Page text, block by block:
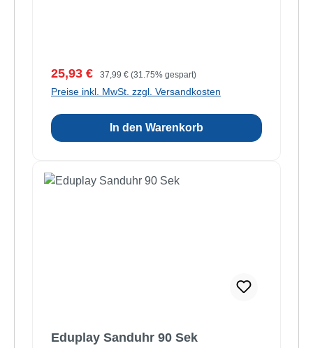
Verkaufspreis:
25,93 € Regulärer Preis:
37,99 € (31.75% gespart)
Preise inkl. MwSt. zzgl. Versandkosten
In den Warenkorb
Eduplay Sanduhr 90 Sek